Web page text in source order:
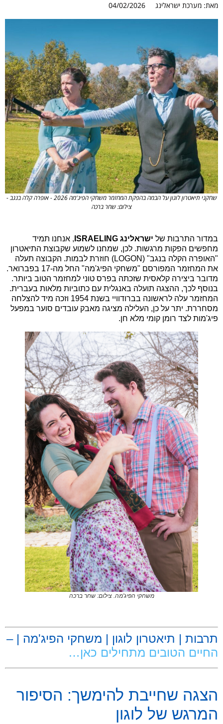
מאת: מערכת ישראלינג 04/02/2026
שחקני תיאטרון לוגון על הבמה בהפקת המחזמר משחקי הפיג'מה 2026 - אופרה קלה בנגב -
צילום: שחר ברכה
במדור התרבות של ישראלינג ISRAELING
, אנחנו תמיד
מחפשים הפקות מרגשות. לכן, שמחנו לשמוע שקבוצת התיאטרון
"האופרה הקלה בנגב" (LOGON) חוזרת לבמות. הקבוצה תעלה
את המחזמר המפורסם "משחקי הפיג'מה" החל מה-17 בפברואר.
מדובר ביצירה קלאסית שזכתה בפרס טוני למחזמר הטוב ביותר.
בנוסף לכך, ההצגה תועלה באנגלית עם כתוביות מלאות בעברית.
המחזמר עלה לראשונה בברודוויי בשנת 1954 וזכה מיד להצלחה
מסחררת. יתר על כן, העלילה מציגה מאבק עובדים סוער במפעל
פיג'מות לצד רומן קומי מלא חן.
משחקי הפיג'מה. צילום: שחר ברכה
תרבות | תיאטרון לוגון | משחקי הפיג'מה | –
החיים הטובים מתחילים כאן…
הצגה שחייבת להימשך: הסיפור
המרגש של לוגון